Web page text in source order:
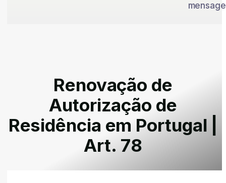
Renovação de
Autorização de
Residência em Portugal |
Art. 78